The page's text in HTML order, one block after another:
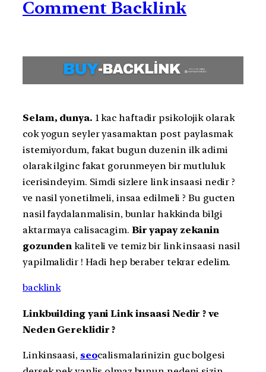
Comment Backlink
Selam, dunya. 1 kac haftadir psikolojik olarak
cok yogun seyler yasamaktan post paylasmak
istemiyordum, fakat bugun duzenin ilk adimi
olarak ilginc fakat gorunmeyen bir mutluluk
icerisindeyim. Simdi sizlere link insaasi nedir ?
ve nasil yonetilmeli, insaa edilmeli ? Bu gucten
nasil faydalanmalisin, bunlar hakkinda bilgi
aktarmaya calisacagim. Bir yapay zekanin
gozundenkaliteli ve temiz bir link insaasi nasil
yapilmalidir ! Hadi hep beraber tekrar edelim.
backlink
Linkbuilding yani Link insaasi Nedir ? ve
Neden Gereklidir ?
Linkinsaasi, seocalismalarinizin guc bolgesi